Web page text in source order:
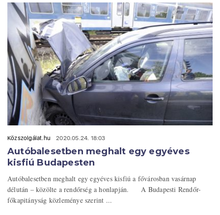
Közszolgálat.hu 2020.05.24. 18:03
Autóbalesetben meghalt egy egyéves
kisfiú Budapesten
Autóbalesetben meghalt egy egyéves kisfiú a fővárosban vasárnap
délután – közölte a rendőrség a honlapján. A Budapesti Rendőr-
főkapitányság közleménye szerint ...